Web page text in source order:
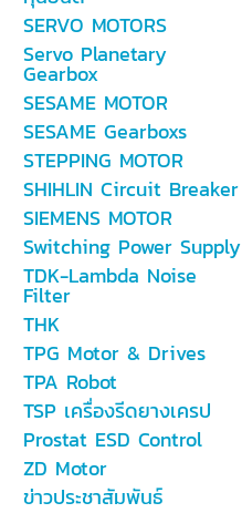
SERVO MOTORS
Servo Planetary
Gearbox
SESAME MOTOR
SESAME Gearboxs
STEPPING MOTOR
SHIHLIN Circuit Breaker
SIEMENS MOTOR
Switching Power Supply
TDK-Lambda Noise
Filter
THK
TPG Motor & Drives
TPA Robot
TSP เครื่องรีดยางเครป
Prostat ESD Control
ZD Motor
ข่าวประชาสัมพันธ์